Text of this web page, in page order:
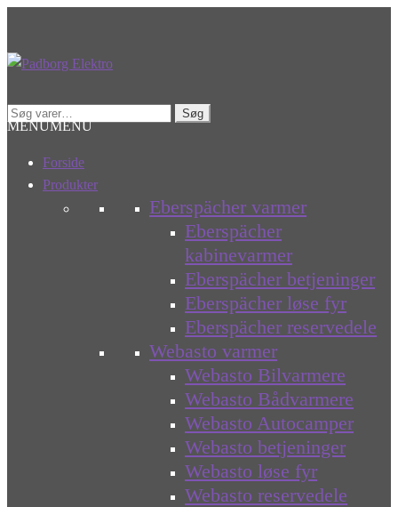
Spring
Spring
Søg
efter:
Søg
MENUMENU
Forside
Produkter
Eberspächer varmer
Eberspächer
kabinevarmer
Eberspächer betjeninger
Eberspächer løse fyr
Eberspächer reservedele
Webasto varmer
Webasto Bilvarmere
Webasto Bådvarmere
Webasto Autocamper
Webasto betjeninger
Webasto løse fyr
Webasto reservedele